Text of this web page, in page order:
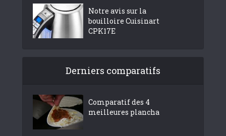
Notre avis sur la
bouilloire Cuisinart
CPK17E
Derniers comparatifs
Comparatif des 4
meilleures plancha